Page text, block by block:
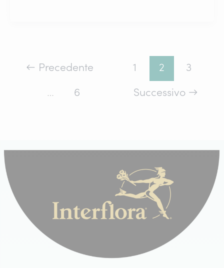
tutto
meraviglioso
← Precedente 1 2
3
…
6 Successivo →